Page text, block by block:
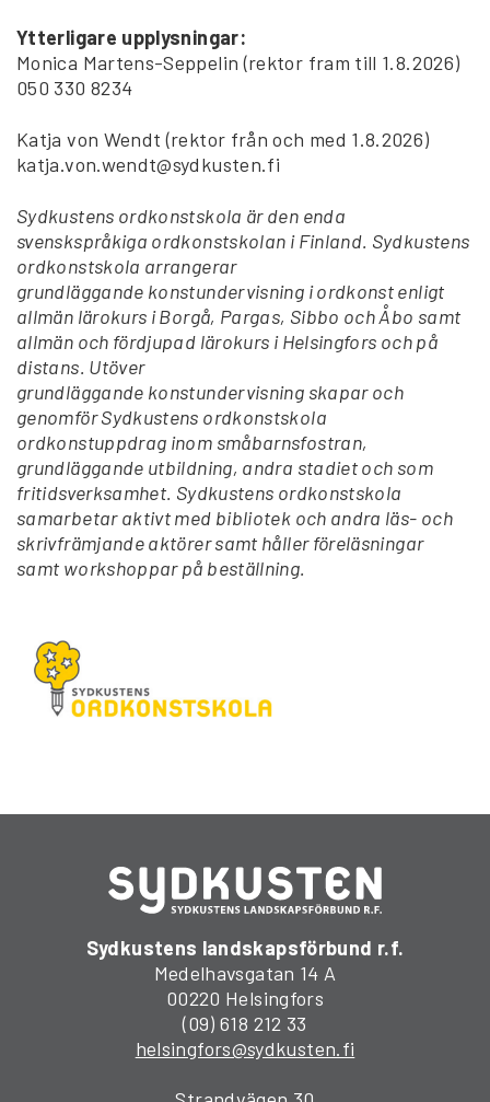
Ytterligare upplysningar:
Monica Martens-Seppelin (rektor fram till 1.8.2026)
050 330 8234
Katja von Wendt (rektor från och med 1.8.2026)
katja.von.wendt@sydkusten.fi
Sydkustens ordkonstskola är den enda
svenskspråkiga ordkonstskolan i Finland. Sydkustens
ordkonstskola arrangerar
grundläggande konstundervisning i ordkonst enligt
allmän lärokurs i Borgå, Pargas, Sibbo och Åbo samt
allmän och fördjupad lärokurs i Helsingfors och på
distans. Utöver
grundläggande konstundervisning skapar och
genomför Sydkustens ordkonstskola
ordkonstuppdrag inom småbarnsfostran,
grundläggande utbildning, andra stadiet och som
fritidsverksamhet. Sydkustens ordkonstskola
samarbetar aktivt med bibliotek och andra läs- och
skrivfrämjande aktörer samt håller föreläsningar
samt workshoppar på beställning.
Sydkustens landskapsförbund r.f.
Medelhavsgatan 14 A
00220 Helsingfors
(09) 618 212 33
helsingfors@sydkusten.fi